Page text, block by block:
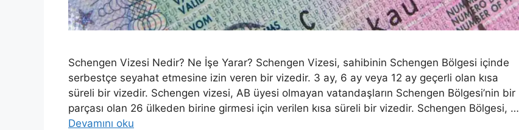
Schengen Vizesi Nedir? Ne İşe Yarar? Schengen Vizesi, sahibinin Schengen Bölgesi içinde
serbestçe seyahat etmesine izin veren bir vizedir. 3 ay, 6 ay veya 12 ay geçerli olan kısa
süreli bir vizedir. Schengen vizesi, AB üyesi olmayan vatandaşların Schengen Bölgesi’nin bir
parçası olan 26 ülkeden birine girmesi için verilen kısa süreli bir vizedir. Schengen Bölgesi, …
Devamını oku